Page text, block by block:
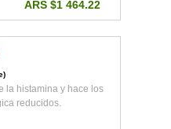
ARS $1 464.22
la histamina y hace los
reducidos.